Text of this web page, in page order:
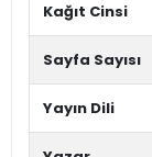
Kağıt Cinsi
Sayfa Sayısı
Yayın Dili